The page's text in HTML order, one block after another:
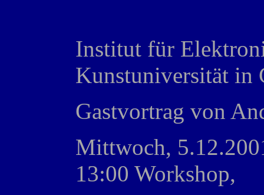
Institut für
Kunstuniversität in
Gastvortrag von
Mittwoch,
13:00 Workshop,